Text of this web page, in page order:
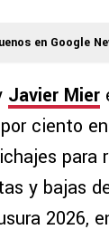
en Google
Javier Mier
ciento
para
y bajas
2026,